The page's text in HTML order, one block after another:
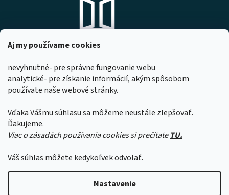
Aj my používame cookies
nevyhnutné- pre správne fungovanie webu
analytické- pre získanie informácií, akým spôsobom
používate naše webové stránky.
Vďaka Vášmu súhlasu sa môžeme neustále zlepšovať.
Ďakujeme.
Viac o zásadách používania cookies si prečítateTU.
Váš súhlas môžete kedykoľvek odvolať.
Nastavenie
Z dôvodu čerpania dovoleniek našimi
zamestnancami sa môže čas expedície
objednávok predĺžiť o 1 až 2 pracovné dni.
Ďakujeme za pochopenie.
DOMOVO s.r.o.
Komárňanská 167
947 01 Hurbanovo
IČO: 53967518